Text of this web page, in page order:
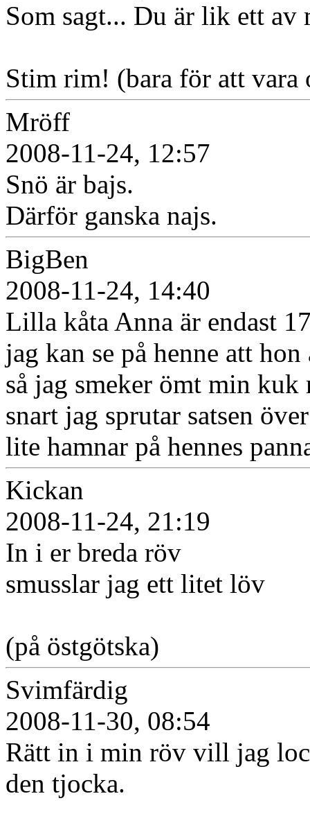
Som sagt... Du är lik ett av
Stim rim! (bara för att vara
Mröff
2008-11-24, 12:57
Snö är bajs.
Därför ganska najs.
BigBen
2008-11-24, 14:40
Lilla kåta Anna är endast
jag kan se på henne att hon
så jag smeker ömt min kuk
snart jag sprutar satsen
lite hamnar på hennes
Kickan
2008-11-24, 21:19
In i er breda röv
smusslar jag ett litet löv
(på östgötska)
Svimfärdig
2008-11-30, 08:54
Rätt in i min röv vill jag
den tjocka.